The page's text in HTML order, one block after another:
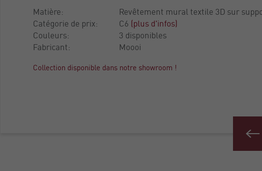
Matière:
Revêtement mural textile 3D sur
Catégorie de prix:
C6 (plus d'infos)
Couleurs:
3 disponibles
Fabricant:
Moooi
Collection disponible dans notre showroom !